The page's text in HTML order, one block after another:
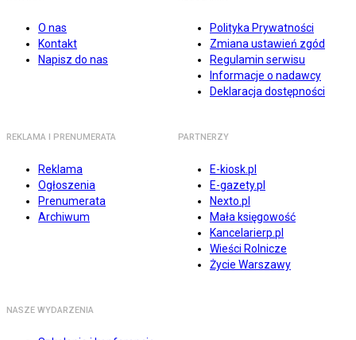
O nas
Kontakt
Napisz do nas
Polityka Prywatności
Zmiana ustawień zgód
Regulamin serwisu
Informacje o nadawcy
Deklaracja dostępności
REKLAMA I PRENUMERATA
Reklama
Ogłoszenia
Prenumerata
Archiwum
PARTNERZY
E-kiosk.pl
E-gazety.pl
Nexto.pl
Mała księgowość
Kancelarierp.pl
Wieści Rolnicze
Życie Warszawy
NASZE WYDARZENIA